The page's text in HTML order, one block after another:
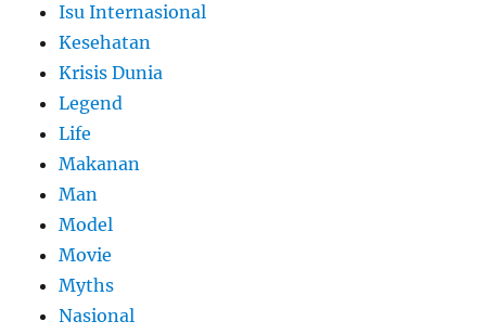
Isu Internasional
Kesehatan
Krisis Dunia
Legend
Life
Makanan
Man
Model
Movie
Myths
Nasional